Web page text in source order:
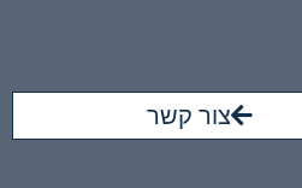
צור קשר